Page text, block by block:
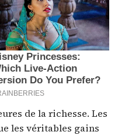
de la richesse. Les
les véritables gains